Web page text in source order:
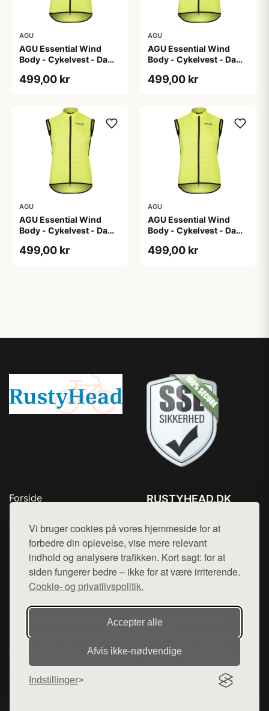
Vi bruger cookies på vores hjemmeside for at
forbedre din oplevelse, vise mere relevant
indhold og analysere trafikken. Kort sagt: for at
siden fungerer bedre – ikke for at være irriterende.
Cookie- og privatlivspolitik.
Accepter alle
Afvis ikke‑nødvendige
Indstillinger
AGU
AGU Essential Wind
Body - Cykelvest - Dame
M
499,00 kr
AGU
AGU Essential Wind
Body - Cykelvest - Dame
499,00 kr
AGU
AGU Essential Wind
Body - Cykelvest - Dame
XL
499,00 kr
AGU
AGU Essential Wind
Body - Cykelvest - Dame
XS
499,00 kr
Forside
Top Rabatter
Kontakt
RUSTYHEAD.DK
Mail: hej@want.dk
Cookie- og privatlivspolitik
Denne side er en del af want.dk, der udgiver en række
hjemmesider med præsentation af forskellige produkter fra
diverse webshops. Der sælges ikke varer fra denne side - vi
varerne på lager.